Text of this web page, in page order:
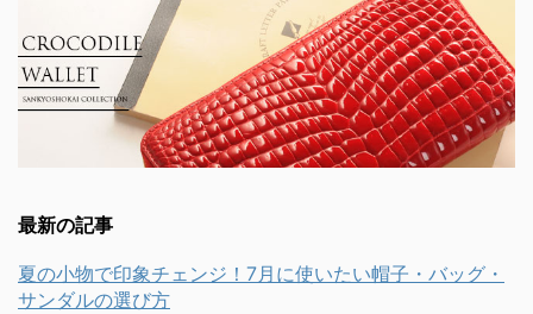
最新の記事
夏の小物で印象チェンジ！7月に使いたい帽子・バッグ・
サンダルの選び方